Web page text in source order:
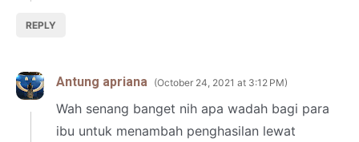
REPLY
Antung apriana October 24, 2021 at 3:12 PM
Wah senang banget nih apa wadah bagi para
ibu untuk menambah penghasilan lewat